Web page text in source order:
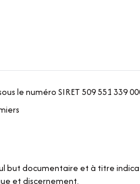
le numéro SIRET 509 551 339
but documentaire et à titre
et discernement.